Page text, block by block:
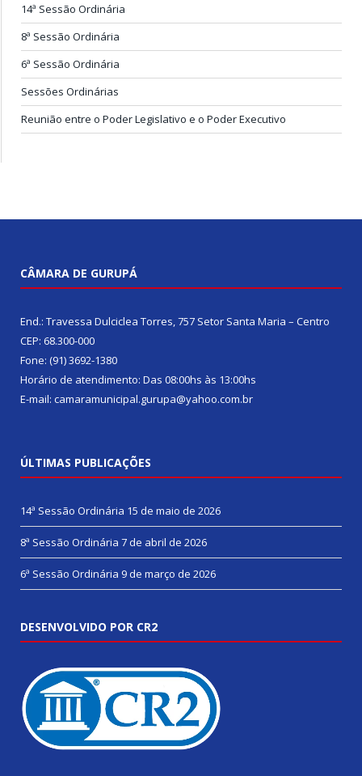
14ª Sessão Ordinária
8ª Sessão Ordinária
6ª Sessão Ordinária
Sessões Ordinárias
Reunião entre o Poder Legislativo e o Poder Executivo
CÂMARA DE GURUPÁ
End.: Travessa Dulciclea Torres, 757 Setor Santa Maria – Centro
CEP: 68.300-000
Fone: (91) 3692-1380
Horário de atendimento: Das 08:00hs às 13:00hs
E-mail: camaramunicipal.gurupa@yahoo.com.br
ÚLTIMAS PUBLICAÇÕES
14ª Sessão Ordinária 15 de maio de 2026
8ª Sessão Ordinária 7 de abril de 2026
6ª Sessão Ordinária 9 de março de 2026
DESENVOLVIDO POR CR2